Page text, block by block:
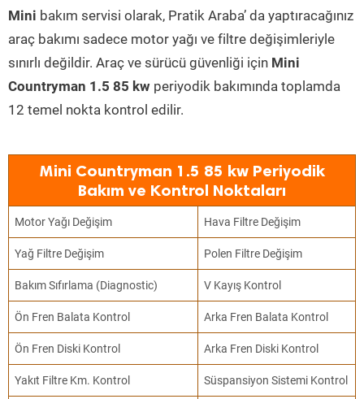
Mini bakım servisi olarak, Pratik Araba’ da yaptıracağınız
araç bakımı sadece motor yağı ve filtre değişimleriyle
sınırlı değildir. Araç ve sürücü güvenliği için Mini
Countryman 1.5 85 kw periyodik bakımında toplamda
12 temel nokta kontrol edilir.
Mini Countryman 1.5 85 kw Periyodik
Bakım ve Kontrol Noktaları
Motor Yağı Değişim Hava Filtre Değişim
Yağ Filtre Değişim Polen Filtre Değişim
Bakım Sıfırlama (Diagnostic) V Kayış Kontrol
Ön Fren Balata Kontrol Arka Fren Balata Kontrol
Ön Fren Diski Kontrol Arka Fren Diski Kontrol
Yakıt Filtre Km. Kontrol Süspansiyon Sistemi Kontrol